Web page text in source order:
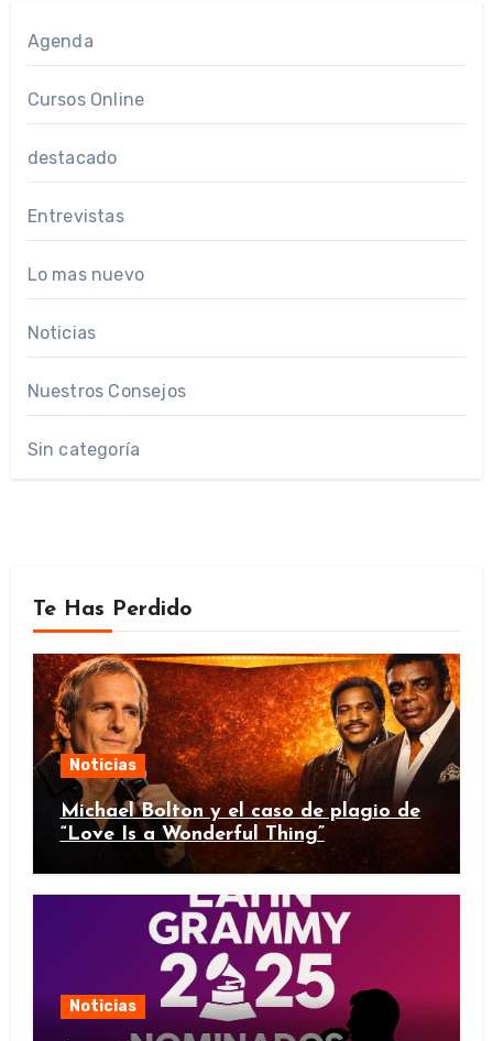
Agenda
Cursos Online
destacado
Entrevistas
Lo mas nuevo
Noticias
Nuestros Consejos
Sin categoría
Te Has Perdido
Noticias
Michael Bolton y el caso de plagio de
“Love Is a Wonderful Thing”
Noticias